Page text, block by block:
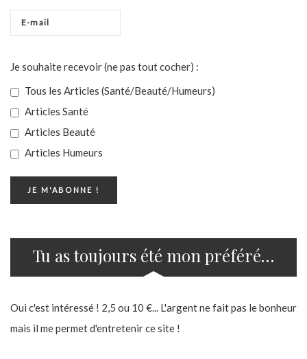
Je souhaite recevoir (ne pas tout cocher) :
Tous les Articles (Santé/Beauté/Humeurs)
Articles Santé
Articles Beauté
Articles Humeurs
Tu as toujours été mon préféré…
Oui c'est intéressé ! 2,5 ou 10 €... L'argent ne fait pas le bonheur
mais il me permet d'entretenir ce site !